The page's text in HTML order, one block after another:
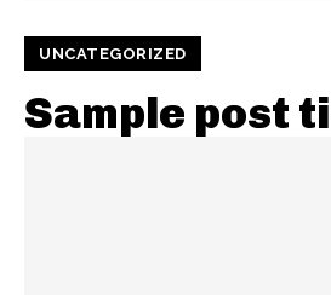
UNCATEGORIZED
Sample post